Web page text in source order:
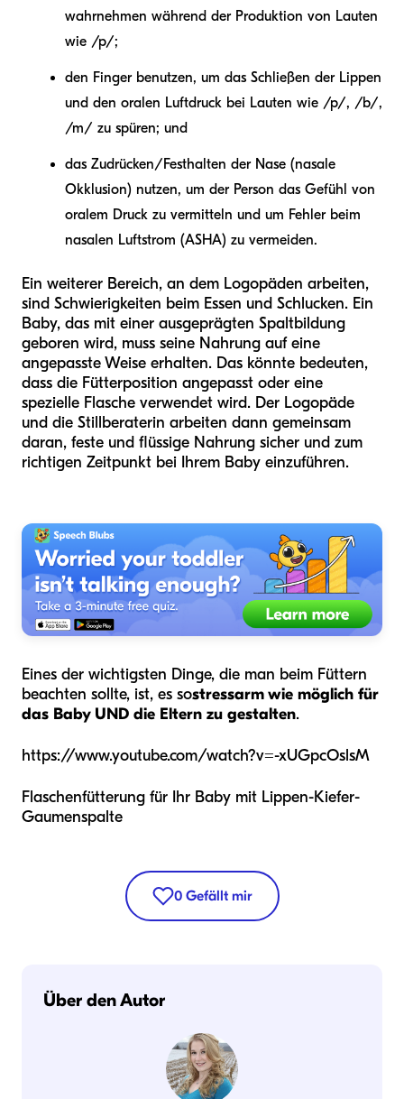
wahrnehmen während der Produktion von Lauten
wie /p/;
den Finger benutzen, um das Schließen der Lippen
und den oralen Luftdruck bei Lauten wie /p/, /b/,
/m/ zu spüren; und
das Zudrücken/Festhalten der Nase (nasale
Okklusion) nutzen, um der Person das Gefühl von
oralem Druck zu vermitteln und um Fehler beim
nasalen Luftstrom (ASHA) zu vermeiden.
Ein weiterer Bereich, an dem Logopäden arbeiten,
sind Schwierigkeiten beim Essen und Schlucken. Ein
Baby, das mit einer ausgeprägten Spaltbildung
geboren wird, muss seine Nahrung auf eine
angepasste Weise erhalten. Das könnte bedeuten,
dass die Fütterposition angepasst oder eine
spezielle Flasche verwendet wird. Der Logopäde
und die Stillberaterin arbeiten dann gemeinsam
daran, feste und flüssige Nahrung sicher und zum
richtigen Zeitpunkt bei Ihrem Baby einzuführen.
Eines der wichtigsten Dinge, die man beim Füttern
beachten sollte, ist, es sostressarm wie möglich für
das Baby UND die Eltern zu gestalten.
https://www.youtube.com/watch?v=-xUGpcOslsM
Flaschenfütterung für Ihr Baby mit Lippen-Kiefer-
Gaumenspalte
0 Gefällt mir
Über den Autor